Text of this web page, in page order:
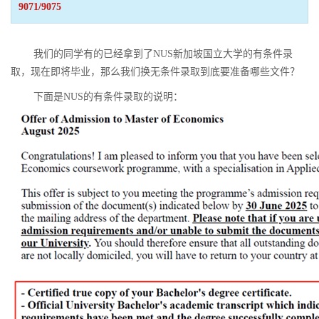
9071/9075
我们的同学有的已经拿到了NUS新加坡国立大学的有条件录
取，现在即将毕业，那么我们换无条件录取到底要准备哪些文件？
下面是NUS的有条件录取的说明：